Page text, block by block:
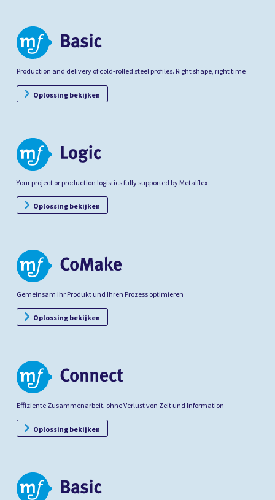
Production and delivery of cold-rolled steel profiles. Right shape, right time
Oplossing bekijken
Your project or production logistics fully supported by Metalflex
Oplossing bekijken
Gemeinsam Ihr Produkt und Ihren Prozess optimieren
Oplossing bekijken
Effiziente Zusammenarbeit, ohne Verlust von Zeit und Information
Oplossing bekijken